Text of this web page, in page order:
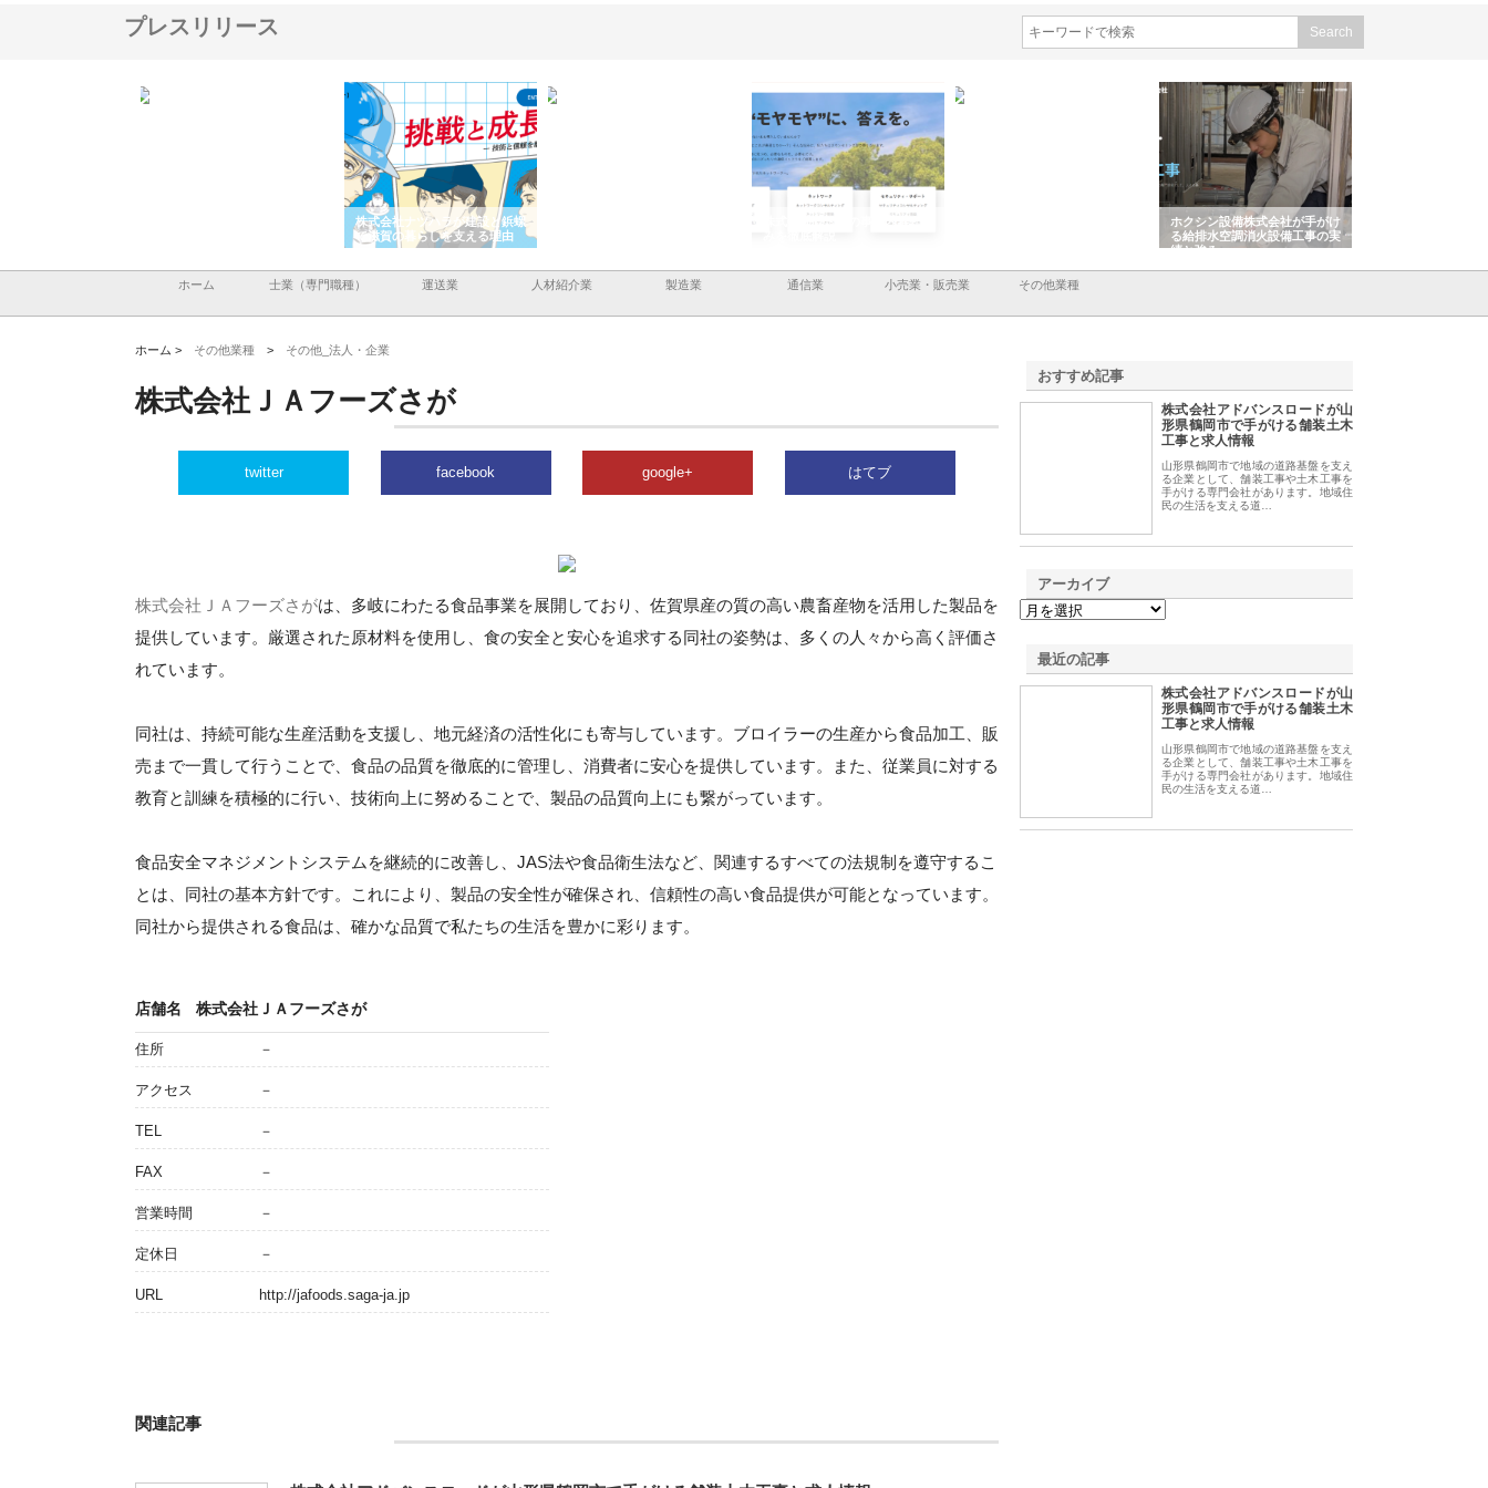
プレスリリース
株式会社ナツハラが建設と鋲螺
で滋賀の暮らしを支える理由
株式会社ＣＳＡの事業内容と強
ホクシン設備株式会社が手がけ
る給排水空調消火設備工事の実
績と強み
ホーム 士業（専門職種） 運送業 人材紹介業 製造業 通信業 小売業・販売業 その他業種
ホーム > その他業種 > その他_法人・企業
株式会社ＪＡフーズさが
twitter facebook google+ はてブ
株式会社ＪＡフーズさがは、多岐にわたる食品事業を展開しており、佐賀県産の質の高い農畜産物を活用した製品を
提供しています。厳選された原材料を使用し、食の安全と安心を追求する同社の姿勢は、多くの人々から高く評価さ
れています。
同社は、持続可能な生産活動を支援し、地元経済の活性化にも寄与しています。ブロイラーの生産から食品加工、販
売まで一貫して行うことで、食品の品質を徹底的に管理し、消費者に安心を提供しています。また、従業員に対する
教育と訓練を積極的に行い、技術向上に努めることで、製品の品質向上にも繋がっています。
食品安全マネジメントシステムを継続的に改善し、JAS法や食品衛生法など、関連するすべての法規制を遵守するこ
とは、同社の基本方針です。これにより、製品の安全性が確保され、信頼性の高い食品提供が可能となっています。
同社から提供される食品は、確かな品質で私たちの生活を豊かに彩ります。
店舗名 株式会社ＪＡフーズさが
住所 －
アクセス －
TEL －
FAX －
営業時間 －
定休日 －
URL http://jafoods.saga-ja.jp
関連記事
おすすめ記事
株式会社アドバンスロードが山
形県鶴岡市で手がける舗装土木
工事と求人情報
山形県鶴岡市で地域の道路基盤を支え
る企業として、舗装工事や土木工事を
手がける専門会社があります。地域住
民の生活を支える道…
アーカイブ
最近の記事
株式会社アドバンスロードが山
形県鶴岡市で手がける舗装土木
工事と求人情報
山形県鶴岡市で地域の道路基盤を支え
る企業として、舗装工事や土木工事を
手がける専門会社があります。地域住
民の生活を支える道…